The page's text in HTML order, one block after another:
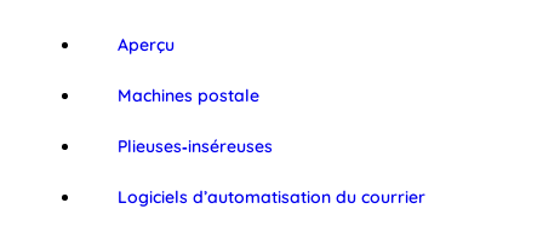
Aperçu
Machines postale
Plieuses‑inséreuses
Logiciels d’automatisation du courrier